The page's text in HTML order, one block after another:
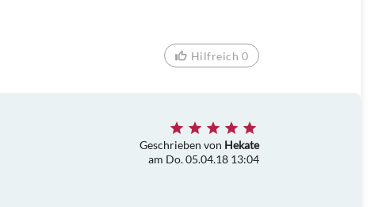
Hilfreich 0
Geschrieben von Hekate
am Do. 05.04.18 13:04